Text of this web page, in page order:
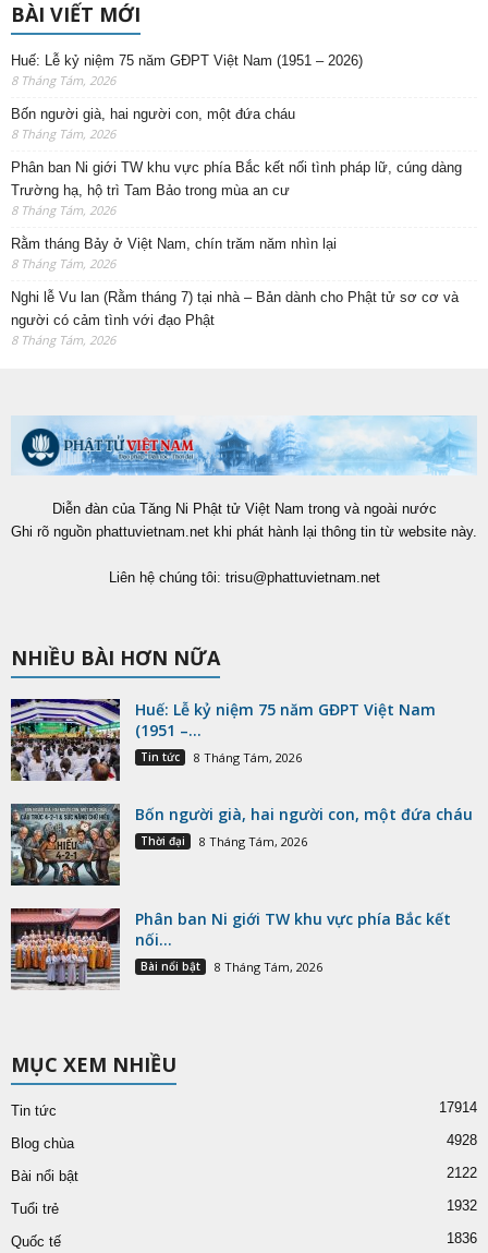
BÀI VIẾT MỚI
Huế: Lễ kỷ niệm 75 năm GĐPT Việt Nam (1951 – 2026)
8 Tháng Tám, 2026
Bốn người già, hai người con, một đứa cháu
8 Tháng Tám, 2026
Phân ban Ni giới TW khu vực phía Bắc kết nối tình pháp lữ, cúng dàng
Trường hạ, hộ trì Tam Bảo trong mùa an cư
8 Tháng Tám, 2026
Rằm tháng Bảy ở Việt Nam, chín trăm năm nhìn lại
8 Tháng Tám, 2026
Nghi lễ Vu lan (Rằm tháng 7) tại nhà – Bản dành cho Phật tử sơ cơ và
người có cảm tình với đạo Phật
8 Tháng Tám, 2026
Diễn đàn của Tăng Ni Phật tử Việt Nam trong và ngoài nước
Ghi rõ nguồn phattuvietnam.net khi phát hành lại thông tin từ website này.
Liên hệ chúng tôi: trisu@phattuvietnam.net
NHIỀU BÀI HƠN NỮA
Huế: Lễ kỷ niệm 75 năm GĐPT Việt Nam
(1951 –...
Tin tức 8 Tháng Tám, 2026
Bốn người già, hai người con, một đứa cháu
Thời đại 8 Tháng Tám, 2026
Phân ban Ni giới TW khu vực phía Bắc kết
nối...
Bài nổi bật 8 Tháng Tám, 2026
MỤC XEM NHIỀU
Tin tức 17914
Blog chùa 4928
Bài nổi bật 2122
Tuổi trẻ 1932
Quốc tế 1836